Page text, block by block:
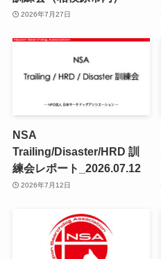
2026年7月27日
NSA
Trailing/Disaster/HRD 訓
練会レポート_2026.07.12
2026年7月12日